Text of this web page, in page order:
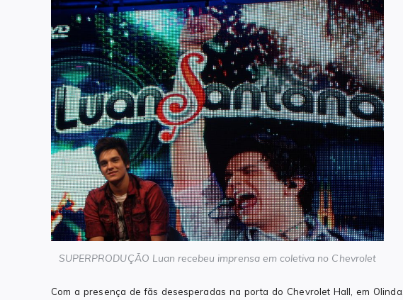
SUPERPRODUÇÃO Luan recebeu imprensa em coletiva no Chevrolet
Com a presença de fãs desesperadas na porta do Chevrolet Hall, em